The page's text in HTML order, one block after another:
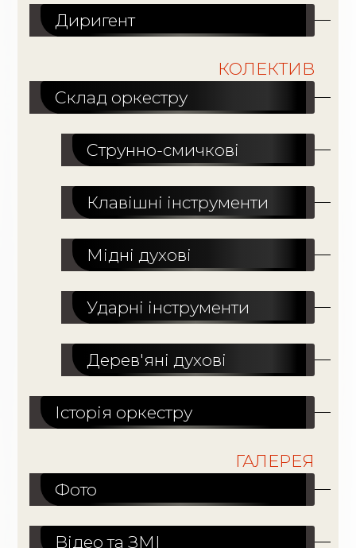
Диригент
КОЛЕКТИВ
Склад оркестру
Струнно-смичкові
Клавішні інструменти
Мідні духові
Ударні інструменти
Дерев'яні духові
Історія оркестру
ГАЛЕРЕЯ
Фото
Відео та ЗМІ